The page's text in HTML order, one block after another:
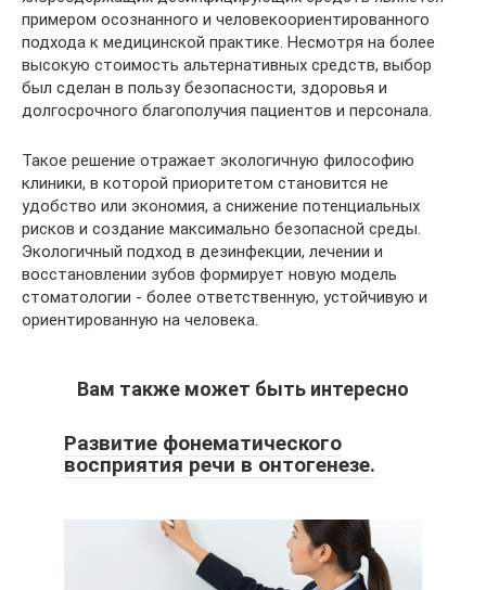
примером осознанного и человекоориентированного
подхода к медицинской практике. Несмотря на более
высокую стоимость альтернативных средств, выбор
был сделан в пользу безопасности, здоровья и
долгосрочного благополучия пациентов и персонала.
Такое решение отражает экологичную философию
клиники, в которой приоритетом становится не
удобство или экономия, а снижение потенциальных
рисков и создание максимально безопасной среды.
Экологичный подход в дезинфекции, лечении и
восстановлении зубов формирует новую модель
стоматологии - более ответственную, устойчивую и
ориентированную на человека.
Вам также может быть интересно
Развитие фонематического
восприятия речи в онтогенезе.